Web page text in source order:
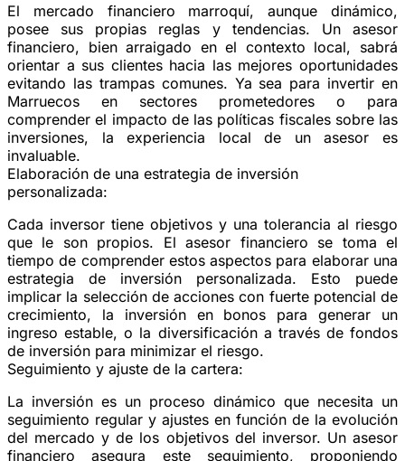
El mercado financiero marroquí, aunque dinámico,
posee sus propias reglas y tendencias. Un asesor
financiero, bien arraigado en el contexto local, sabrá
orientar a sus clientes hacia las mejores oportunidades
evitando las trampas comunes. Ya sea para invertir en
Marruecos en sectores prometedores o para
comprender el impacto de las políticas fiscales sobre las
inversiones, la experiencia local de un asesor es
invaluable.
Elaboración de una estrategia de inversión
personalizada:
Cada inversor tiene objetivos y una tolerancia al riesgo
que le son propios. El asesor financiero se toma el
tiempo de comprender estos aspectos para elaborar una
estrategia de inversión personalizada. Esto puede
implicar la selección de acciones con fuerte potencial de
crecimiento, la inversión en bonos para generar un
ingreso estable, o la diversificación a través de fondos
de inversión para minimizar el riesgo.
Seguimiento y ajuste de la cartera:
La inversión es un proceso dinámico que necesita un
seguimiento regular y ajustes en función de la evolución
del mercado y de los objetivos del inversor. Un asesor
financiero asegura este seguimiento, proponiendo